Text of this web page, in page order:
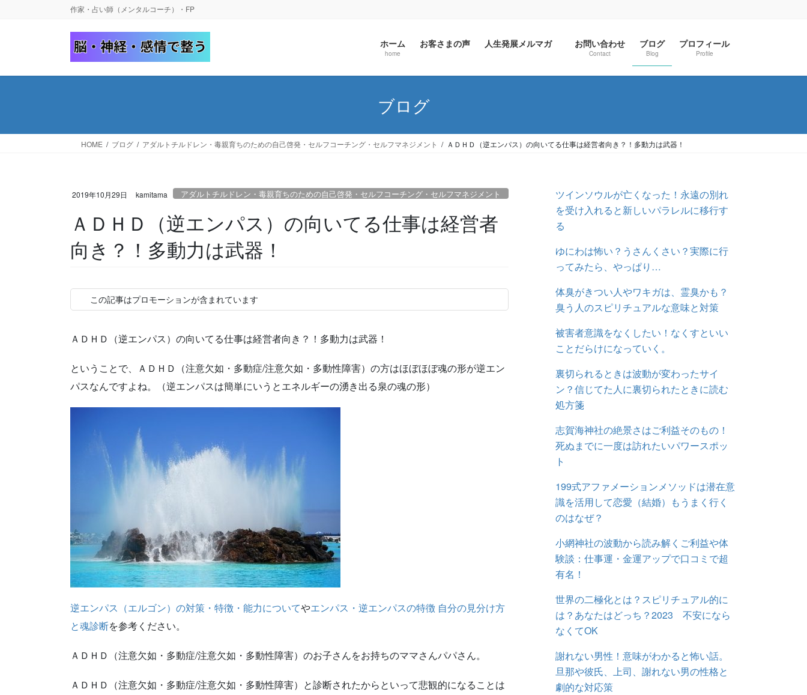
へ
プ
ョ
動
作家・占い師（メンタルコーチ）・FP
ホーム
home
お客さまの声 人生発展メルマガ お問い合わせ
Contact
ブログ
Blog
プロフィール
Profile
ブログ
HOME ブログ アダルトチルドレン・毒親育ちのための自己啓発・セルフコーチング・セルフマネジメント ＡＤＨＤ（逆エンパス）の向いてる仕事は経営者向き？！多動力は武器！
2019年10月29日 kamitama アダルトチルドレン・毒親育ちのための自己啓発・セルフコーチング・セルフマネジメント
ＡＤＨＤ（逆エンパス）の向いてる仕事は経営者
向き？！多動力は武器！
この記事はプロモーションが含まれています
ＡＤＨＤ（逆エンパス）の向いてる仕事は経営者向き？！多動力は武器！
ということで、ＡＤＨＤ（注意欠如・多動症/注意欠如・多動性障害）の方はほぼほぼ魂の形が逆エン
パスなんですよね。（逆エンパスは簡単にいうとエネルギーの湧き出る泉の魂の形）
逆エンパス（エルゴン）の対策・特徴・能力についてやエンパス・逆エンパスの特徴 自分の見分け方
と魂診断を参考ください。
ＡＤＨＤ（注意欠如・多動症/注意欠如・多動性障害）のお子さんをお持ちのママさんパパさん。
ＡＤＨＤ（注意欠如・多動症/注意欠如・多動性障害）と診断されたからといって悲観的になることは
ツインソウルが亡くなった！永遠の別れ
を受け入れると新しいパラレルに移行す
る
ゆにわは怖い？うさんくさい？実際に行
ってみたら、やっぱり…
体臭がきつい人やワキガは、霊臭かも？
臭う人のスピリチュアルな意味と対策
被害者意識をなくしたい！なくすといい
ことだらけになっていく。
裏切られるときは波動が変わったサイ
ン？信じてた人に裏切られたときに読む
処方箋
志賀海神社の絶景さはご利益そのもの！
死ぬまでに一度は訪れたいパワースポッ
ト
199式アファメーションメソッドは潜在意
識を活用して恋愛（結婚）もうまく行く
のはなぜ？
小網神社の波動から読み解くご利益や体
験談：仕事運・金運アップで口コミで超
有名！
世界の二極化とは？スピリチュアル的に
は？あなたはどっち？2023 不安になら
なくてOK
謝れない男性！意味がわかると怖い話。
旦那や彼氏、上司、謝れない男の性格と
劇的な対応策